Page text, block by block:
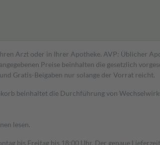
Arzt oder in Ihrer Apotheke. AVP: Üblicher
Preise beinhalten die gesetzlich
Gratis-Beigaben nur solange der Vorrat reicht.
beinhaltet die Durchführung von
lesen.
bis Freitag bis 18:00 Uhr. Der genaue